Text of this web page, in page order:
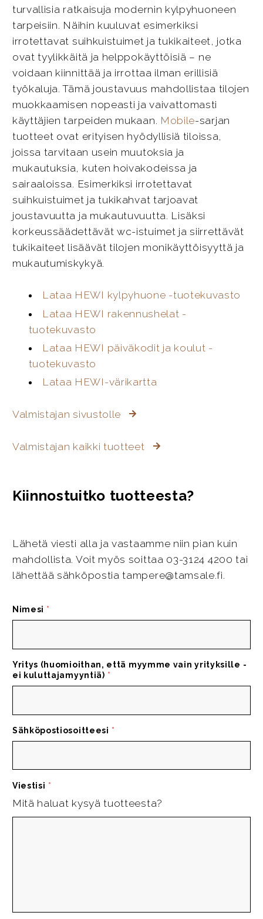
turvallisia ratkaisuja modernin kylpyhuoneen
tarpeisiin. Näihin kuuluvat esimerkiksi
irrotettavat suihkuistuimet ja tukikaiteet, jotka
ovat tyylikkäitä ja helppokäyttöisiä – ne
voidaan kiinnittää ja irrottaa ilman erillisiä
työkaluja. Tämä joustavuus mahdollistaa tilojen
muokkaamisen nopeasti ja vaivattomasti
käyttäjien tarpeiden mukaan. Mobile-sarjan
tuotteet ovat erityisen hyödyllisiä tiloissa,
joissa tarvitaan usein muutoksia ja
mukautuksia, kuten hoivakodeissa ja
sairaaloissa. Esimerkiksi irrotettavat
suihkuistuimet ja tukikahvat tarjoavat
joustavuutta ja mukautuvuutta. Lisäksi
korkeussäädettävät wc-istuimet ja siirrettävät
tukikaiteet lisäävät tilojen monikäyttöisyyttä ja
mukautumiskykyä.
Lataa HEWI kylpyhuone -tuotekuvasto
Lataa HEWI rakennushelat -
tuotekuvasto
Lataa HEWI päiväkodit ja koulut -
tuotekuvasto
Lataa HEWI-värikartta
Valmistajan sivustolle
Valmistajan kaikki tuotteet
Kiinnostuitko tuotteesta?
Lähetä viesti alla ja vastaamme niin pian kuin
mahdollista. Voit myös soittaa 03-3124 4200 tai
lähettää sähköpostia tampere@tamsale.fi.
Nimesi *
Yritys (huomioithan, että myymme vain yrityksille -
ei kuluttajamyyntiä) *
Sähköpostiosoitteesi *
Viestisi *
Mitä haluat kysyä tuotteesta?